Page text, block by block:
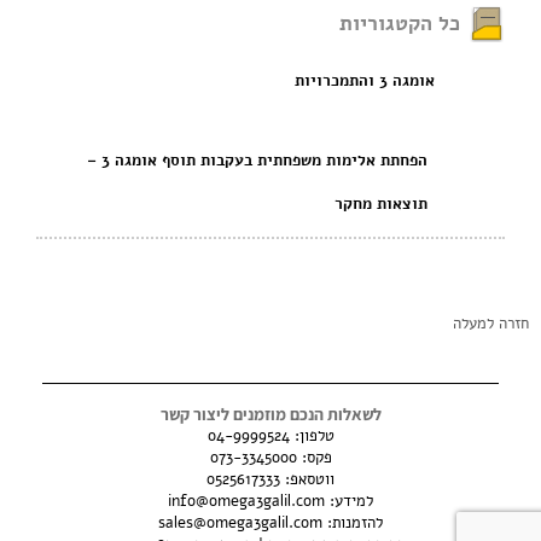
כל הקטגוריות
אומגה 3 והתמכרויות
הפחתת אלימות משפחתית בעקבות תוסף אומגה 3 –
תוצאות מחקר
חזרה למעלה
לשאלות הנכם מוזמנים ליצור קשר
טלפון:04-9999524
פקס: 073-3345000
ווטסאפ: 0525617333
למידע: info@omega3galil.com
להזמנות: sales@omega3galil.com